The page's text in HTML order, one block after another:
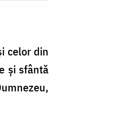
celor din
și sfântă